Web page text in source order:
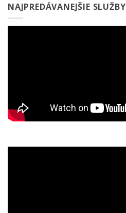
NAJPREDÁVANEJŠIE SLUŽBY